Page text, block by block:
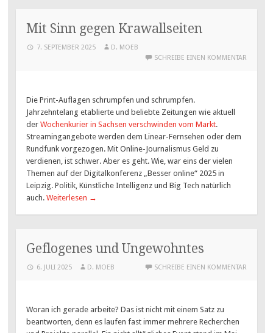
Mit Sinn gegen Krawallseiten
7. SEPTEMBER 2025
D. MOEB
SCHREIBE EINEN KOMMENTAR
Die Print-Auflagen schrumpfen und schrumpfen.
Jahrzehntelang etablierte und beliebte Zeitungen wie aktuell
derWochenkurier in Sachsen verschwinden vom Markt.
Streamingangebote werden dem Linear-Fernsehen oder dem
Rundfunk vorgezogen. Mit Online-Journalismus Geld zu
verdienen, ist schwer. Aber es geht. Wie, war eins der vielen
Themen auf der Digitalkonferenz „Besser online“ 2025 in
Leipzig. Politik, Künstliche Intelligenz und Big Tech natürlich
auch.Weiterlesen →
Geflogenes und Ungewohntes
6. JULI 2025 D. MOEB SCHREIBE EINEN KOMMENTAR
Woran ich gerade arbeite? Das ist nicht mit einem Satz zu
beantworten, denn es laufen fast immer mehrere Recherchen